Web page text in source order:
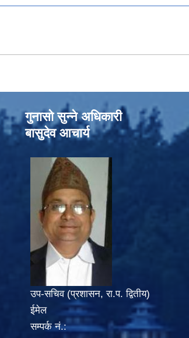
गुनासो सुन्‍ने अधिकारी
बासुदेव आचार्य
उप-सचिव (प्रशासन, रा.प. द्वितीय)
ईमेल
सम्पर्क नं.: